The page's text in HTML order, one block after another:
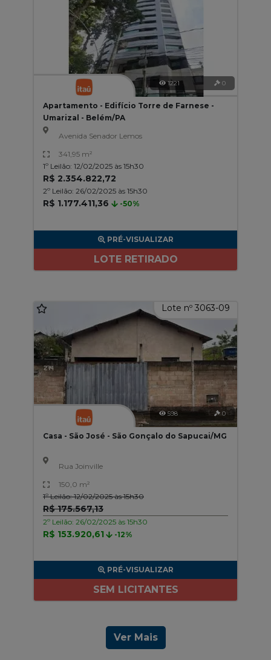
1221 0
Apartamento - Edifício Torre de Farnese -
Umarizal - Belém/PA
Avenida Senador Lemos
341,95 m²
1º Leilão: 12/02/2025 às 15h30
R$ 2.354.822,72
2º Leilão: 26/02/2025 às 15h30
R$ 1.177.411,36 -50%
PRÉ-VISUALIZAR
LOTE RETIRADO
Lote nº 3063-09
598 0
Casa - São José - São Gonçalo do Sapucai/MG
Rua Joinville
150,0 m²
1º Leilão: 12/02/2025 às 15h30
R$ 175.567,13
2º Leilão: 26/02/2025 às 15h30
R$ 153.920,61 -12%
PRÉ-VISUALIZAR
SEM LICITANTES
Ver Mais